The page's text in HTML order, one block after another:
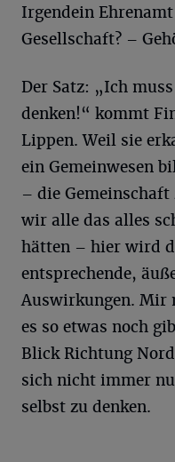
Irgendein
Gesellschaft? –
Der Satz: „Ich
denken!“ kommt
Lippen. Weil sie
ein Gemeinwesen
– die
wir alle das alles
hätten – hier wird
entsprechende,
Auswirkungen. Mir
es so etwas noch
Blick Richtung
sich nicht immer
selbst zu denken.